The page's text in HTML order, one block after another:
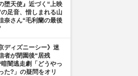
堕天使』近づく“上映
足音、惜しまれる山
奈さん“毛利蘭の最後
ディズニーシー》迷
者が閉園後“居残
暗闇逃走劇「どうやっ
た?」の疑問をオリ